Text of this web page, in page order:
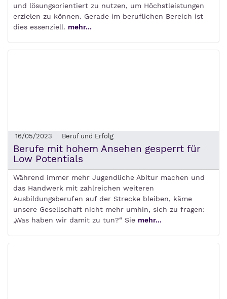
und lösungsorientiert zu nutzen, um Höchstleistungen
erzielen zu können. Gerade im beruflichen Bereich ist
dies essenziell. mehr...
16/05/2023 Beruf und Erfolg
Berufe mit hohem Ansehen gesperrt für
Low Potentials
Während immer mehr Jugendliche Abitur machen und
das Handwerk mit zahlreichen weiteren
Ausbildungsberufen auf der Strecke bleiben, käme
unsere Gesellschaft nicht mehr umhin, sich zu fragen:
„Was haben wir damit zu tun?“ Sie mehr...